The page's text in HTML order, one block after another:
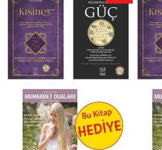
İndirim
%61İndirim